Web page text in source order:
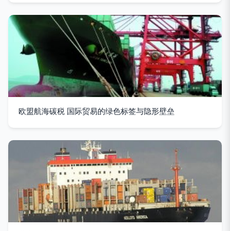
欧盟航海碳税 国际贸易的绿色标签与隐形壁垒